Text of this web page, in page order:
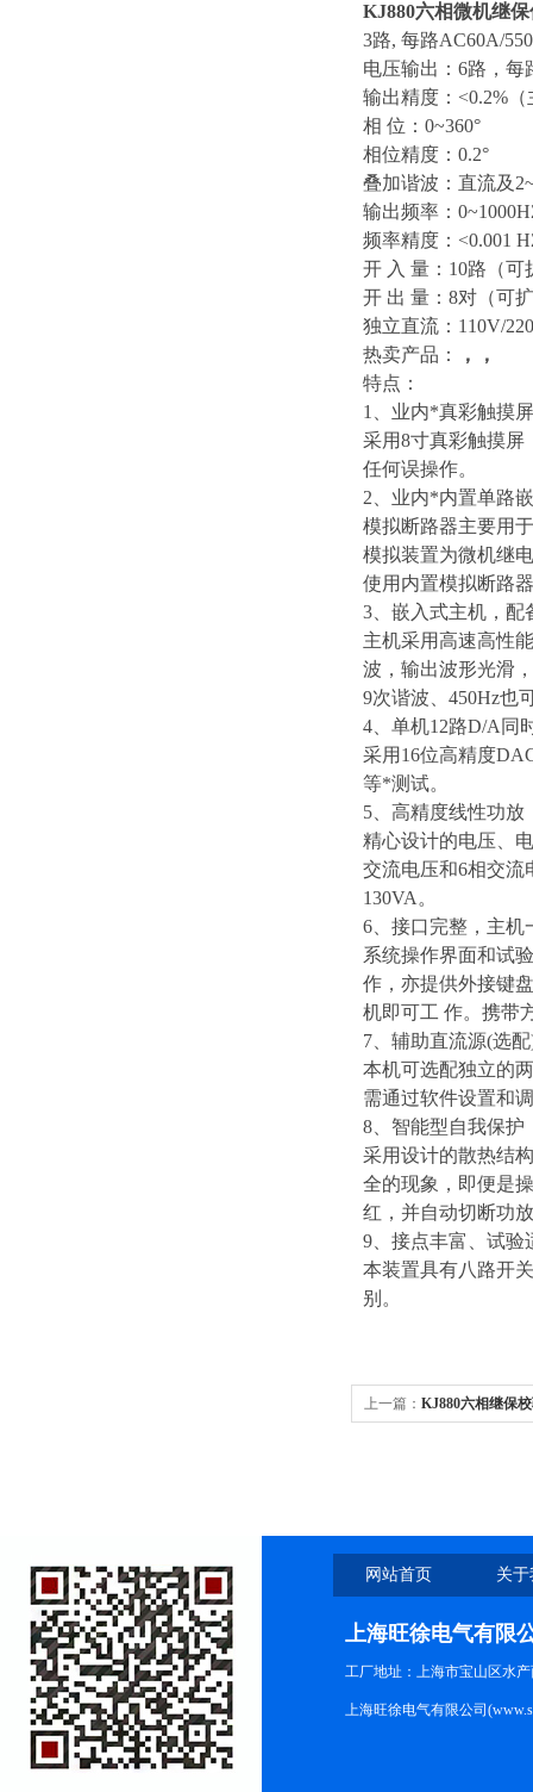
KJ880六相微机继保
3路, 每路AC60A/
电压输出：6路，每
输出精度：<0.2%
相 位：0~360°
相位精度：0.2°
叠加谐波：直流及
输出频率：
频率精度：<0.001
开 入 量：10路（可
开 出 量：8对（可
独立直流：110V/
热卖产品：
，，
特点：
1、业内*真彩触摸
采用8寸真彩触摸屏
任何误操作。
2、业内*内置单路
模拟断路器主要用
模拟装置为微机继
使用内置模拟断路
3、嵌入式主机，配
主机采用高速高性
波，输出波形光滑
9次谐波、450Hz也
4、单机12路D/A同
采用16位高精度
等*测试。
5、高精度线性功放
精心设计的电压、
交流电压和6相交流
130VA。
6、接口完整，主机
系统操作界面和试
作，亦提供外接键
机即可工 作。携带
7、辅助直流源(选
本机可选配独立的
需通过软件设置和
8、智能型自我保护
采用设计的散热结
全的现象，即便是
红，并自动切断功
9、接点丰富、试验
本装置具有八路开
别。
上一篇： KJ880六相继保
网站首页 关
上海旺徐电气有限
工厂地址：上海市宝山区水产
上海旺徐电气有限公司